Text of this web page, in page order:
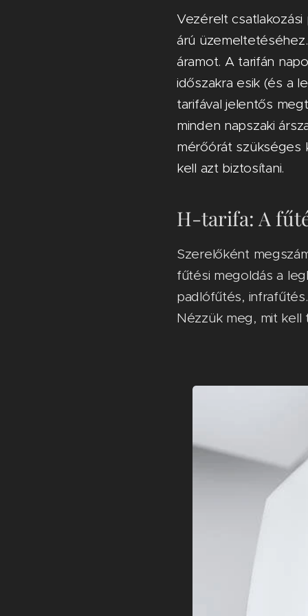
Vezérelt
árú
áramot. A tarifán
időszakra esik (és a
tarifával jelentős
minden napszaki
mérőórát szükséges
kell azt biztosítani.
H-tarifa: A
Szerelőként
fűtési megoldás a
padlófűtés,
Nézzük meg, mit kell